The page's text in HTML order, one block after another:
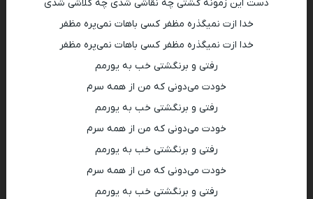
دست این زمونه گشتی چه نقاشی شدی چه کلاشی شدی
خدا ازت نمیگذره مظفر کسی باهات نمی‌پره مظفر
خدا ازت نمیگذره مظفر کسی باهات نمی‌پره مظفر
رفتی و برنگشتی خب به یورمم
خودت می‌دونی که من از همه سرم
رفتی و برنگشتی خب به یورمم
خودت می‌دونی که من از همه سرم
رفتی و برنگشتی خب به یورمم
خودت می‌دونی که من از همه سرم
رفتی و برنگشتی خب به یورمم